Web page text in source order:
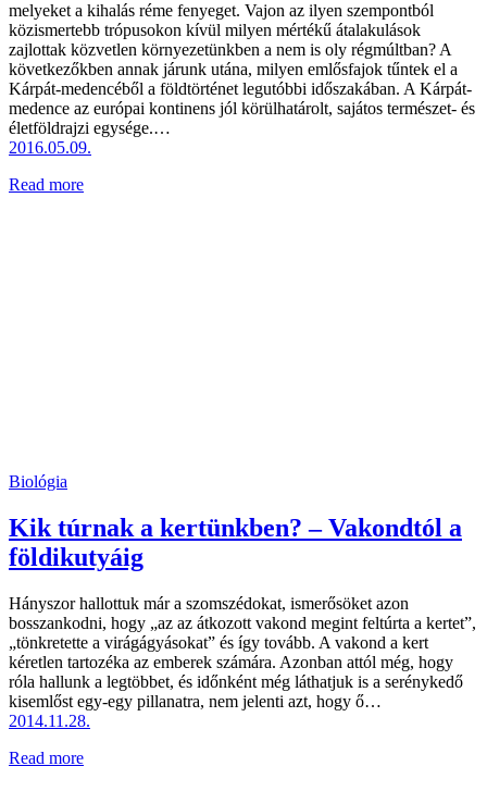
melyeket a kihalás réme fenyeget. Vajon az ilyen szempontból
közismertebb trópusokon kívül milyen mértékű átalakulások
zajlottak közvetlen környezetünkben a nem is oly régmúltban? A
következőkben annak járunk utána, milyen emlősfajok tűntek el a
Kárpát-medencéből a földtörténet legutóbbi időszakában. A Kárpát-
medence az európai kontinens jól körülhatárolt, sajátos természet- és
életföldrajzi egysége.…
2016.05.09.
Read more
Biológia
Kik túrnak a kertünkben? – Vakondtól a
földikutyáig
Hányszor hallottuk már a szomszédokat, ismerősöket azon
bosszankodni, hogy „az az átkozott vakond megint feltúrta a kertet”,
„tönkretette a virágágyásokat” és így tovább. A vakond a kert
kéretlen tartozéka az emberek számára. Azonban attól még, hogy
róla hallunk a legtöbbet, és időnként még láthatjuk is a serénykedő
kisemlőst egy-egy pillanatra, nem jelenti azt, hogy ő…
2014.11.28.
Read more